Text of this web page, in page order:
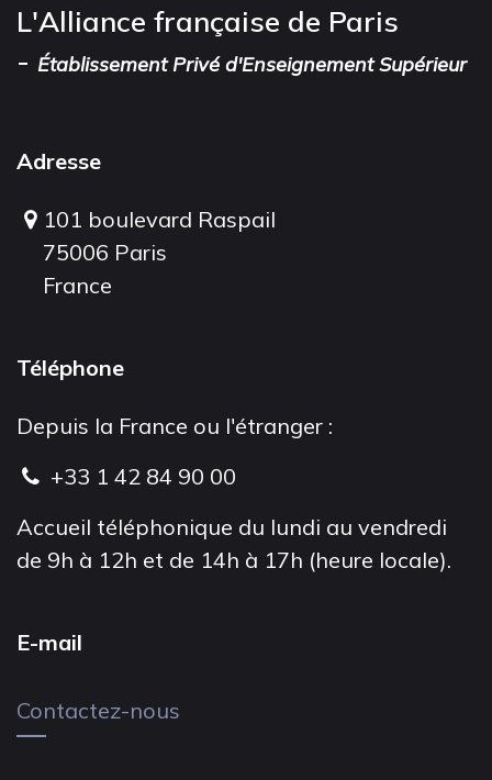
L'Alliance française de Paris
- Établissement Privé d'Enseignement Supérieur
Adresse
101 boulevard Raspail
75006 Paris
France
Téléphone
Depuis la France ou l'étranger :
+33 1 42 84 90 00
Accueil téléphonique du lundi au vendredi
de 9h à 12h et de 14h à 17h (heure locale).
E-mail
Contactez-nous